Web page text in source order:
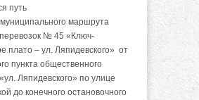
путь
маршрута
№ 45 «Ключ-
плато – ул. Ляпидевского» от
пункта общественного
Ляпидевского» по улице
до конечного остановочного